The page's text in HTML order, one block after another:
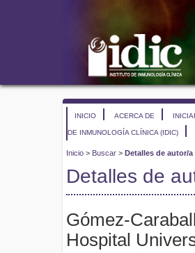
INICIO ACERCA DE
DE INMUNOLOGÍA CLÍNICA (IDIC)
Inicio > Buscar > Detalles de autor/a
Detalles de
Gómez-
Hospital